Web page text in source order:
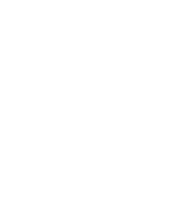
id>'
app-base-url>'